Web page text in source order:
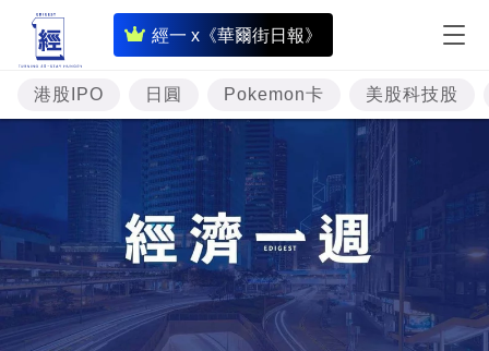
經一 x《華爾街日報》
即
時
財
經
專
題
投
資
樓
市
港股IPO 日圓 Pokemon卡 美股科技股